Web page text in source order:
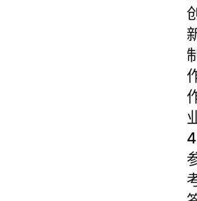
4